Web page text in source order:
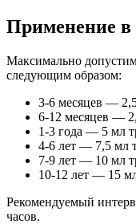
Применение в
Максимально
следующим образом:
3-6 месяцев —
6-12 месяцев —
1-3 года — 5 мл
4-6 лет — 7,5 мл
7-9 лет — 10 мл
10-12 лет — 15
Рекомендуемый
часов.